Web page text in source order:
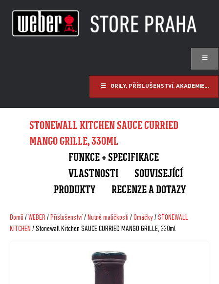
GRILY, PŘÍSLUŠENSTVÍ, AKADEMIE...
STONEWALL KITCHEN SAUCE CURRIED
MANGO GRILLE, 330ML
FUNKCE + SPECIFIKACE
VLASTNOSTI
SOUVISEJÍCÍ
PRODUKTY
RECENZE A DOTAZY
Domů /WEBER/ Příslušenství/ Nutné maličkosti /Omáčky/STONEWALL
KITCHEN / Stonewall Kitchen SAUCE CURRIED MANGO GRILLE, 330ml